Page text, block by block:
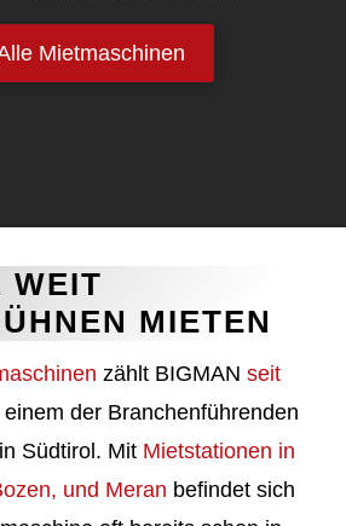
Mietmaschinen
WEIT
MIETEN
zählt BIGMAN seit
einem der Branchenführenden
Südtirol. Mit Mietstationen in
und Meran befindet sich